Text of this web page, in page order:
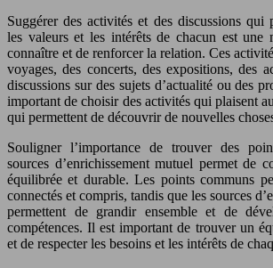
Suggérer des activités et des discussions qui
les valeurs et les intérêts de chacun est une
connaître et de renforcer la relation. Ces
voyages, des concerts, des expositions, des
discussions sur des sujets d’actualité ou des
important de choisir des activités qui plaisent
qui permettent de découvrir de nouvelles
Souligner l’importance de trouver des
sources d’enrichissement mutuel permet de
équilibrée et durable. Les points communs
connectés et compris, tandis que les sources
permettent de grandir ensemble et de
compétences. Il est important de trouver un
et de respecter les besoins et les intérêts de